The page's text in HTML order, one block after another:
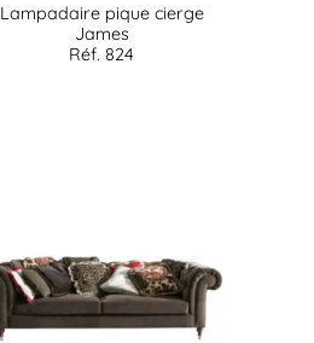
Lampadaire pique cierge
James
Réf. 824